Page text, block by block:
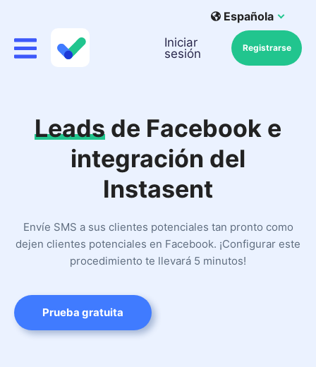
Española
Iniciar
sesión
Registrarse
Leads de Facebook e
integración del
Instasent
Envíe SMS a sus clientes potenciales tan pronto como
dejen clientes potenciales en Facebook. ¡Configurar este
procedimiento te llevará 5 minutos!
Prueba gratuita